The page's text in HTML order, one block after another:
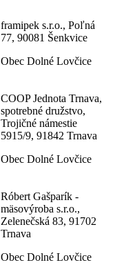
framipek s.r.o., Poľná
77, 90081 Šenkvice
Obec Dolné Lovčice
COOP Jednota Trnava,
spotrebné družstvo,
Trojičné námestie
5915/9, 91842 Trnava
Obec Dolné Lovčice
Róbert Gašparík -
mäsovýroba s.r.o.,
Zelenečská 83, 91702
Trnava
Obec Dolné Lovčice